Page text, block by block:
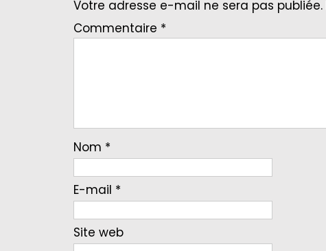
Votre adresse e-mail ne sera pas publiée.
Commentaire *
Nom *
E-mail *
Site web